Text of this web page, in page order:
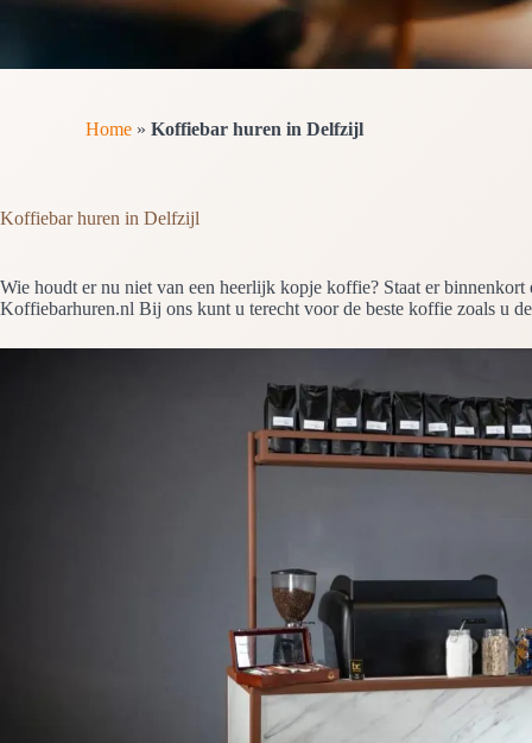
Home» Koffiebar huren in Delfzijl
Koffiebar huren in Delfzijl
Wie houdt er nu niet van een heerlijk kopje koffie? Staat er
Koffiebarhuren.nl Bij ons kunt u terecht voor de beste koffie zoals u